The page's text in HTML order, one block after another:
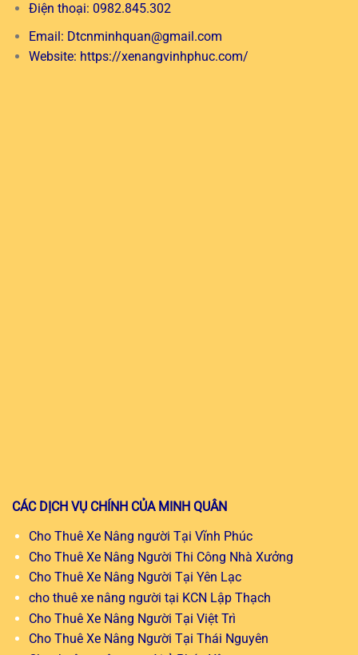
Điện thoại: 0982.845.302
Email: Dtcnminhquan@gmail.com
Website: https://xenangvinhphuc.com/
CÁC DỊCH VỤ CHÍNH CỦA MINH QUÂN
Cho Thuê Xe Nâng người Tại Vĩnh Phúc
Cho Thuê Xe Nâng Người Thi Công Nhà Xưởng
Cho Thuê Xe Nâng Người Tại Yên Lạc
cho thuê xe nâng người tại KCN Lập Thạch
Cho Thuê Xe Nâng Người Tại Việt Trì
Cho Thuê Xe Nâng Người Tại Thái Nguyên